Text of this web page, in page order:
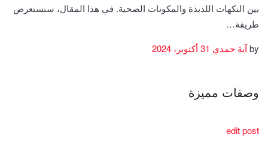
بين النكهات اللذيذة والمكونات الصحية. في هذا المقال، سنستعرض
طريقة…
byآية حمدي
وصفات مميزة
edit post